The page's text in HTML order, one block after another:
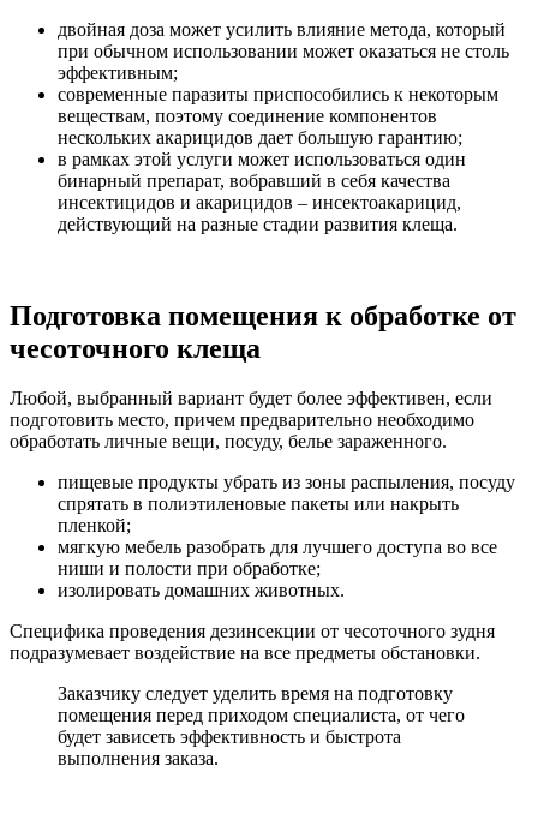
двойная доза может усилить влияние метода, который
при обычном использовании может оказаться не столь
эффективным;
современные паразиты приспособились к некоторым
веществам, поэтому соединение компонентов
нескольких акарицидов дает большую гарантию;
в рамках этой услуги может использоваться один
бинарный препарат, вобравший в себя качества
инсектицидов и акарицидов – инсектоакарицид,
действующий на разные стадии развития клеща.
Подготовка помещения к обработке от
чесоточного клеща
Любой, выбранный вариант будет более эффективен, если
подготовить место, причем предварительно необходимо
обработать личные вещи, посуду, белье зараженного.
пищевые продукты убрать из зоны распыления, посуду
спрятать в полиэтиленовые пакеты или накрыть
пленкой;
мягкую мебель разобрать для лучшего доступа во все
ниши и полости при обработке;
изолировать домашних животных.
Специфика проведения дезинсекции от чесоточного зудня
подразумевает воздействие на все предметы обстановки.
Заказчику следует уделить время на подготовку
помещения перед приходом специалиста, от чего
будет зависеть эффективность и быстрота
выполнения заказа.